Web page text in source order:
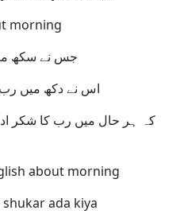
جس نے سکھ
اس نے دکھ میں رب
کہ ہر حال میں رب کا شکر
shukar ada kiya